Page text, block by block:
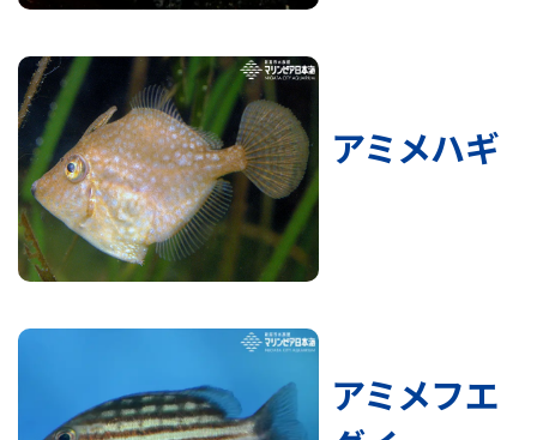
アミメハギ
アミメフエ